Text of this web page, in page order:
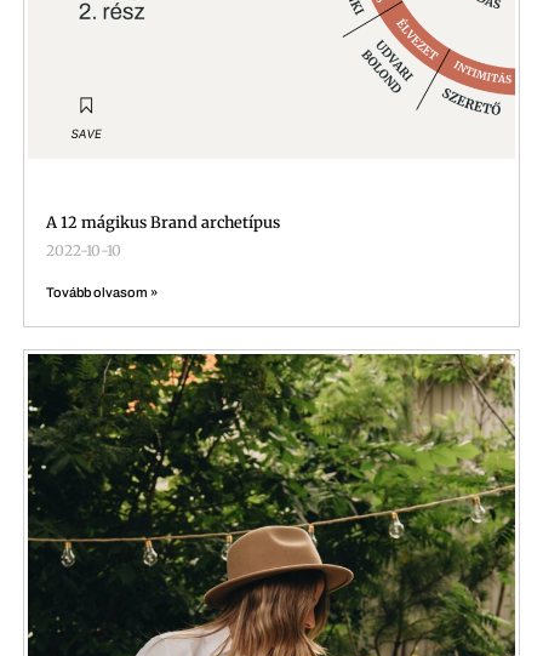
A 12 mágikus Brand archetípus
2022-10-10
Tovább olvasom »